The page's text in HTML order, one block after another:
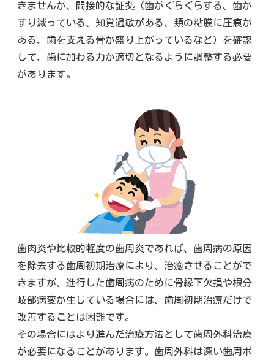
きませんが、間接的な証拠（歯がぐらぐらする、歯が
すり減っている、知覚過敏がある、頬の粘膜に圧痕が
ある、歯を支える骨が盛り上がっているなど）を確認
して、歯に加わる力が適切となるように調整する必要
があります。
歯肉炎や比較的軽度の歯周炎であれば、歯周病の原因
を除去する歯周初期治療により、治癒させることがで
きますが、進行した歯周病のために骨縁下欠損や根分
岐部病変が生じている場合には、歯周初期治療だけで
改善することは困難です。
その場合にはより進んだ治療方法として歯周外科治療
が必要になることがあります。歯周外科は深い歯周ポ